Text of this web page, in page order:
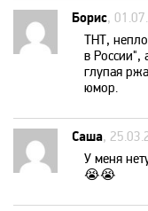
Nick Jr
Paramount
Борис,
ТНТ,
в России",
глупая
юмор.
Саша,
У меня
😭😭